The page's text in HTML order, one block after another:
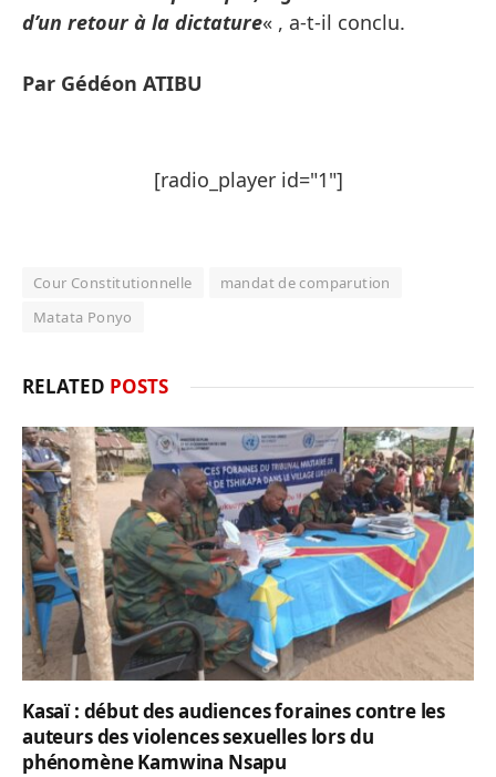
d’un retour à la dictature« , a-t-il conclu.
Par Gédéon ATIBU
[radio_player id="1"]
Cour Constitutionnelle
mandat de comparution
Matata Ponyo
RELATED POSTS
Kasaï : début des audiences foraines contre les
auteurs des violences sexuelles lors du
phénomène Kamwina Nsapu